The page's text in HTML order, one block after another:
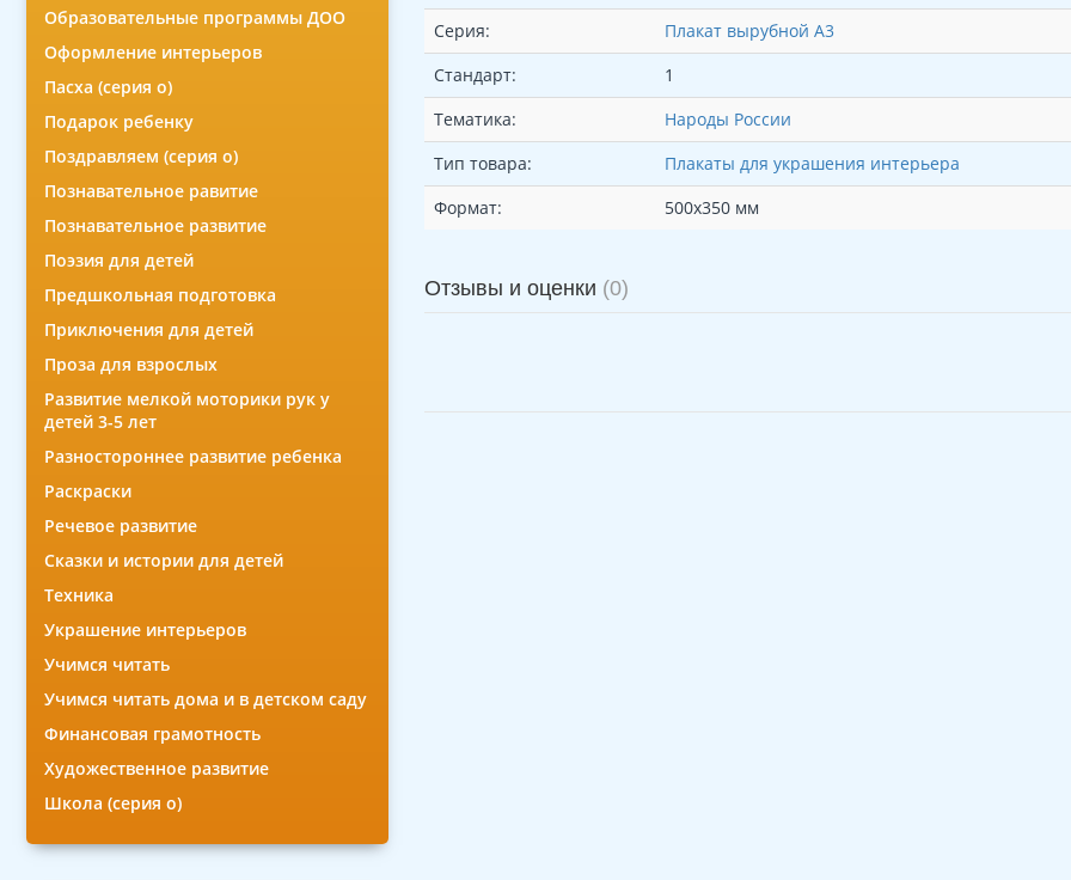
Образовательные программы ДОО
Оформление интерьеров
Пасха (серия о)
Подарок ребенку
Поздравляем (серия о)
Познавательное равитие
Познавательное развитие
Поэзия для детей
Предшкольная подготовка
Приключения для детей
Проза для взрослых
Развитие мелкой моторики рук у
детей 3-5 лет
Разностороннее развитие ребенка
Раскраски
Речевое развитие
Сказки и истории для детей
Техника
Украшение интерьеров
Учимся читать
Учимся читать дома и в детском саду
Финансовая грамотность
Художественное развитие
Школа (серия о)
Серия:
Плакат вырубной А3
Стандарт:
1
Тематика:
Народы России
Тип товара:
Плакаты для украшения интерьера
Формат:
500х350 мм
Отзывы и оценки (0)